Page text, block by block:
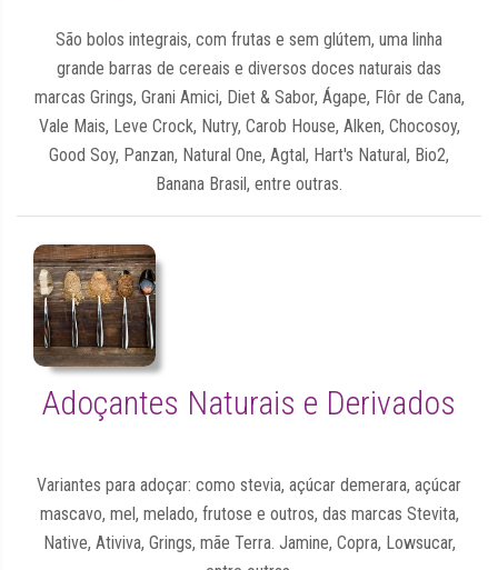
São bolos integrais, com frutas e sem glútem, uma linha
grande barras de cereais e diversos doces naturais das
marcas Grings, Grani Amici, Diet & Sabor, Ágape, Flôr de Cana,
Vale Mais, Leve Crock, Nutry, Carob House, Alken, Chocosoy,
Good Soy, Panzan, Natural One, Agtal, Hart's Natural, Bio2,
Banana Brasil, entre outras.
Adoçantes Naturais e Derivados
Variantes para adoçar: como stevia, açúcar demerara, açúcar
mascavo, mel, melado, frutose e outros, das marcas Stevita,
Native, Ativiva, Grings, mãe Terra. Jamine, Copra, Lowsucar,